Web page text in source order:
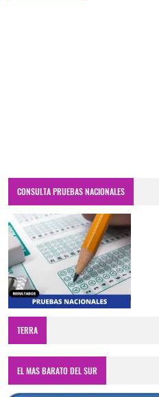
CONSULTA PRUEBAS NACIONALES
TERRA
EL MAS BARATO DEL SUR